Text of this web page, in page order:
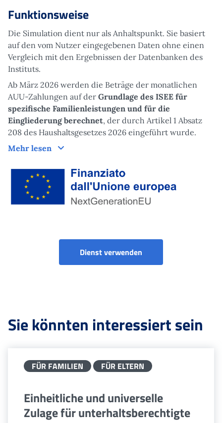
Funktionsweise
Die Simulation dient nur als Anhaltspunkt. Sie basiert
auf den vom Nutzer eingegebenen Daten ohne einen
Vergleich mit den Ergebnissen der Datenbanken des
Instituts.
Ab März 2026 werden die Beträge der monatlichen
AUU-Zahlungen auf der Grundlage des ISEE für
spezifische Familienleistungen und für die
Eingliederung berechnet, der durch Artikel 1 Absatz
208 des Haushaltsgesetzes 2026 eingeführt wurde.
Mehr lesen
Funktionsweise
Finanziato dall'Unione Europea tramite Next Generation EU
Dienst verwenden
Sie könnten interessiert sein
FÜR FAMILIEN FÜR ELTERN
Einheitliche und universelle
Zulage für unterhaltsberechtigte